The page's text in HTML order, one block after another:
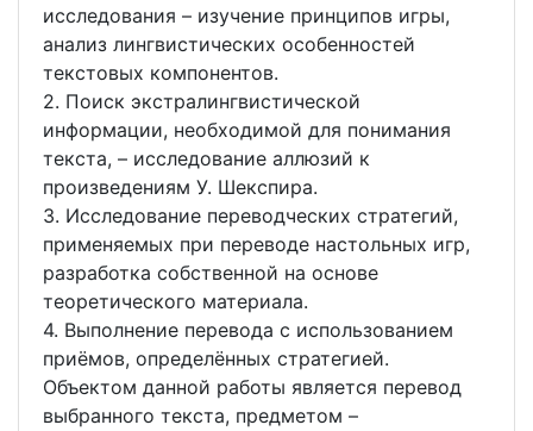
исследования – изучение принципов игры,
анализ лингвистических особенностей
текстовых компонентов.
2. Поиск экстралингвистической
информации, необходимой для понимания
текста, – исследование аллюзий к
произведениям У. Шекспира.
3. Исследование переводческих стратегий,
применяемых при переводе настольных игр,
разработка собственной на основе
теоретического материала.
4. Выполнение перевода с использованием
приёмов, определённых стратегией.
Объектом данной работы является перевод
выбранного текста, предметом –